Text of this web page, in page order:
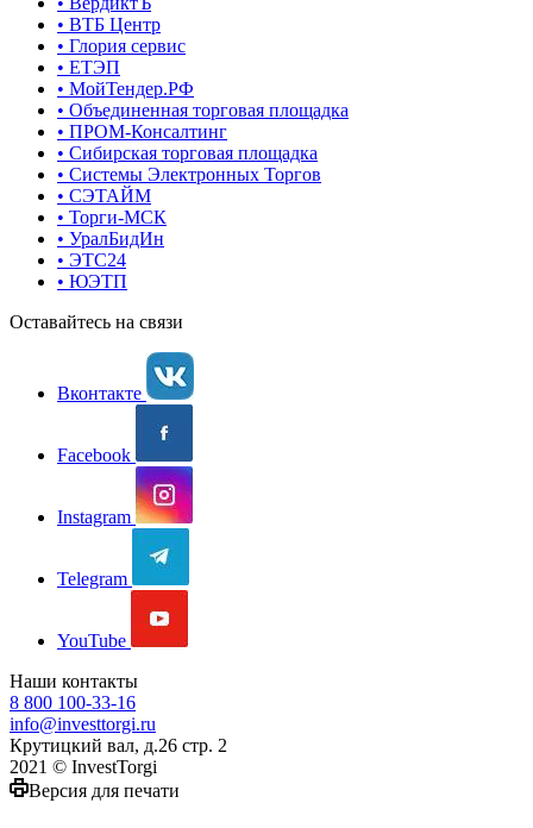
• ВТБ Центр
• Глория сервис
• ЕТЭП
• МойТендер.РФ
• Объединенная торговая площадка
• ПРОМ-Консалтинг
• Сибирская торговая площадка
• Системы Электронных Торгов
• СЭТАЙМ
• Торги-МСК
• УралБидИн
• ЭТС24
• ЮЭТП
Оставайтесь на связи
Вконтакте
Facebook
Instagram
Telegram
YouTube
Наши контакты
8 800 100-33-16
info@investtorgi.ru
Крутицкий вал, д.26 стр. 2
2021 © InvestTorgi
Версия для печати